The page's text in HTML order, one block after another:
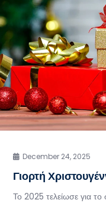
December 24, 2025
Γιορτή
Το 2025 τελείωσε για το